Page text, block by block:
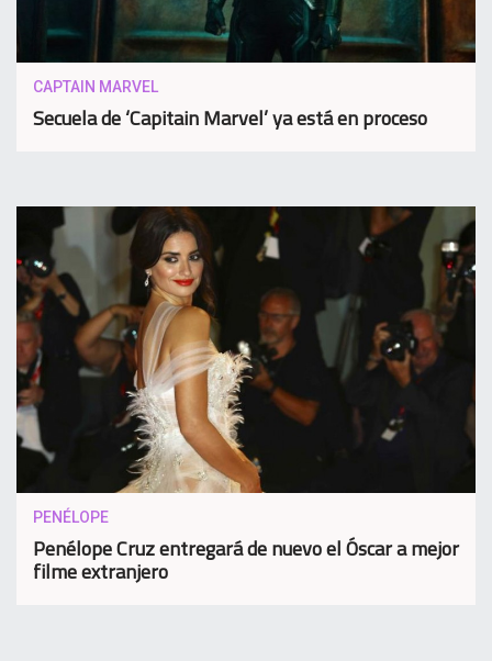
CAPTAIN MARVEL
Secuela de ‘Capitain Marvel’ ya está en proceso
PENÉLOPE
Penélope Cruz entregará de nuevo el Óscar a mejor
filme extranjero